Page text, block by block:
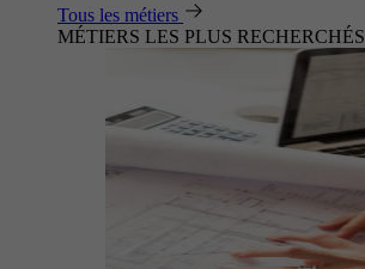
Tous les métiers
MÉTIERS LES PLUS RECHERCHÉS